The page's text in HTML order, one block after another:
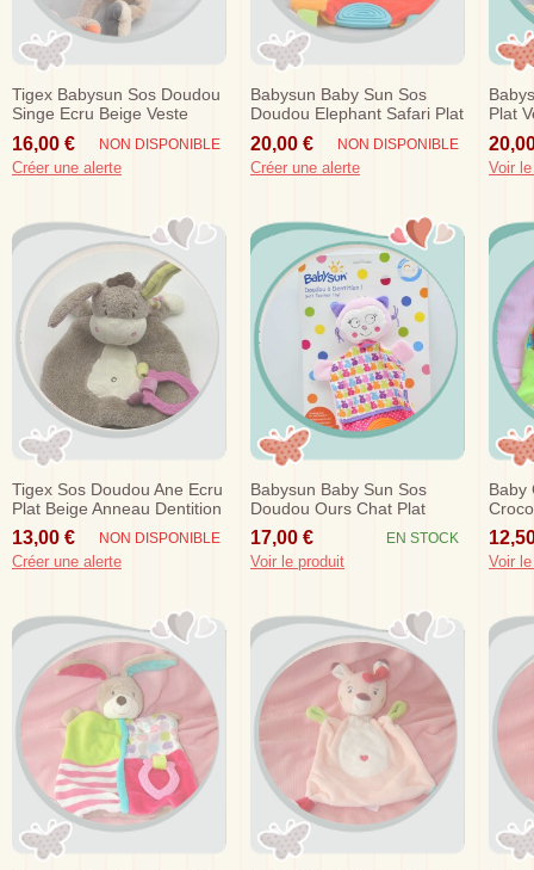
Tigex Babysun Sos Doudou
Singe Ecru Beige Veste
Orange 27 Cm
16,00 € NON DISPONIBLE
Créer une alerte
Babysun Baby Sun Sos
Doudou Elephant Safari Plat
Orange Rouge Fleur
20,00 € NON DISPONIBLE
Créer une alerte
Plat
Voir
Tigex Sos Doudou Ane Ecru
Plat Beige Anneau Dentition
Babysun
13,00 € NON DISPONIBLE
Créer une alerte
Babysun Baby Sun Sos
Doudou Ours Chat Plat
Rose Pomme Tissu
Dentition
17,00 € EN STOCK
Voir le produit
Baby
Voir